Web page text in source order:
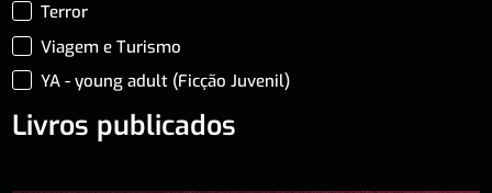
Terror
Viagem e Turismo
YA - young adult (Ficção Juvenil)
Livros publicados